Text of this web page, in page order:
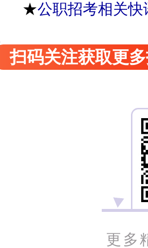
★公职招考相关快
扫码关注获取更
更多